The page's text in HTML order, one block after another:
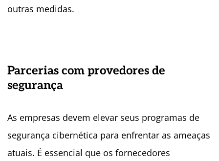
outras medidas.
Parcerias com provedores de
segurança
As empresas devem elevar seus programas de
segurança cibernética para enfrentar as ameaças
atuais. É essencial que os fornecedores